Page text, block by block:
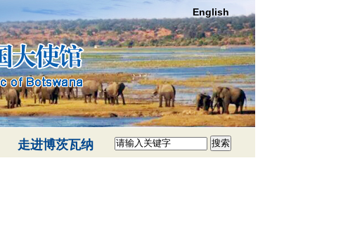
English
走进博茨瓦纳 搜索